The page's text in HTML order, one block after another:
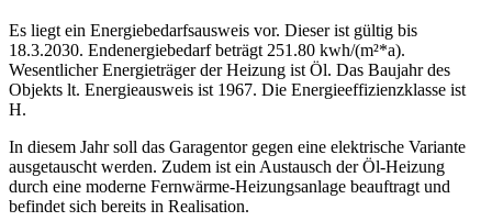
Es liegt ein Energiebedarfsausweis vor. Dieser ist gültig bis
18.3.2030. Endenergiebedarf beträgt 251.80 kwh/(m²*a).
Wesentlicher Energieträger der Heizung ist Öl. Das Baujahr des
Objekts lt. Energieausweis ist 1967. Die Energieeffizienzklasse ist
H.
In diesem Jahr soll das Garagentor gegen eine elektrische Variante
ausgetauscht werden. Zudem ist ein Austausch der Öl-Heizung
durch eine moderne Fernwärme-Heizungsanlage beauftragt und
befindet sich bereits in Realisation.